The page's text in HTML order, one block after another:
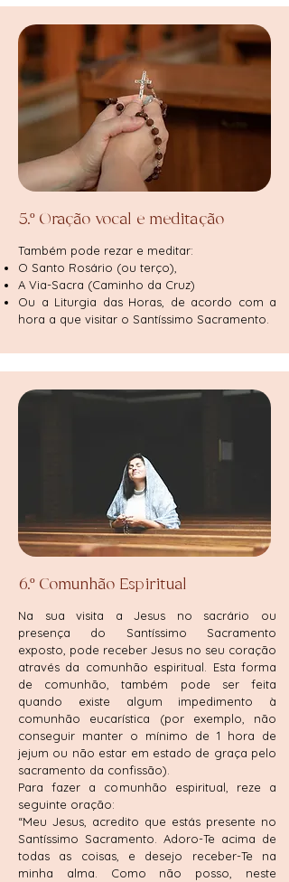
5.º Oração vocal e meditação
Também pode rezar e meditar:
O Santo Rosário (ou terço)
A Via-Sacra (Caminho da Cruz)
Ou a Liturgia das Horas , de acordo com a
hora a que visitar o Santíssimo Sacramento.
6.º Comunhão Espiritual
Na sua visita a Jesus no sacrário ou
presença do Santíssimo Sacramento
exposto, pode receber Jesus no seu coração
através da comunhão espiritual. Esta forma
de comunhão, também pode ser feita
quando existe algum impedimento à
comunhão eucarística (por exemplo, não
conseguir manter o mínimo de 1 hora de
jejum ou não estar em estado de graça pelo
sacramento da confissão).
Para fazer a comunhão espiritual, reze a
seguinte oração:
“Meu Jesus, acredito que estás presente no
Santíssimo Sacramento. Adoro-Te acima de
todas as coisas, e desejo receber-Te na
minha alma. Como não posso, neste